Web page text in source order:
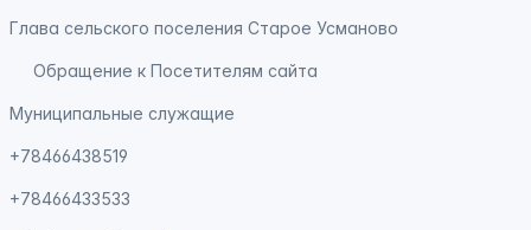
Глава сельского поселения Старое Усманово
Обращение к Посетителям сайта
Муниципальные служащие
+78466438519
+78466433533